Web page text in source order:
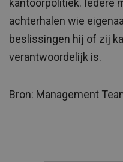
kantoorpolitiek. Iedere
achterhalen wie
beslissingen hij of zij
verantwoordelijk is.
Bron: Management